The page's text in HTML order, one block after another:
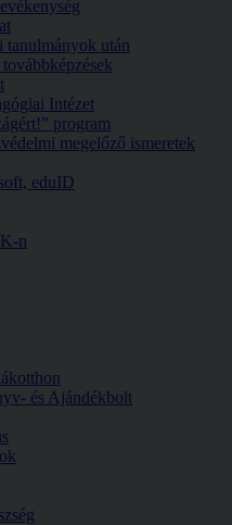
tanulmányok után
Intézet
program
megelőző ismeretek
eduID
n
és Ajándékbolt